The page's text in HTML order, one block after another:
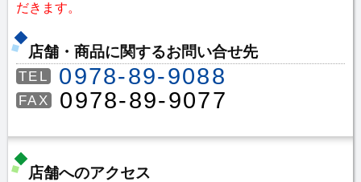
だきます。
店舗・商品に関するお問い合せ先
TEL 0978-89-9088
FAX 0978-89-9077
店舗へのアクセス